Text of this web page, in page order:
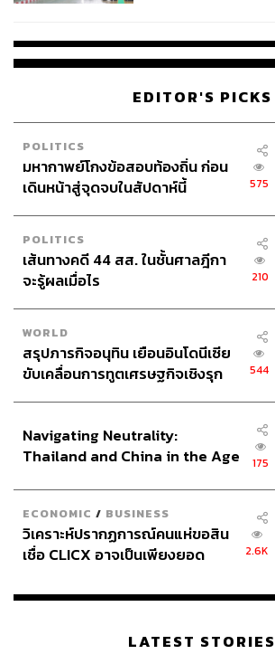
EDITOR'S PICKS
POLITICS
มหากาพย์โกงข้อสอบท้องถิ่น ก่อน
เดินหน้าสู่จุดจบในสัปดาห์นี้
575
POLITICS
เส้นทางคดี 44 สส. ในชั้นศาลฎีกา
จะรู้ผลเมื่อไร
210
WORLD
สรุปภารกิจอนุทิน เยือนอินโดนีเซีย
ขับเคลื่อนการทูตเศรษฐกิจเชิงรุก
544
Navigating Neutrality:
Thailand and China in the Age
175
ECONOMIC / BUSINESS
วิเคราะห์ปรากฏการณ์คนแห่ขอสิน
เชื่อ CLICX อาจเป็นเพียงยอด
เรือนไทยที่ถูกซุกไว้
2.6K
LATEST STORIES